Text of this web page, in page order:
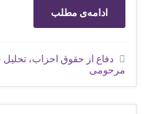
ادامه‌ی مطلب
دفاع از حقوق احزاب،
مرحومی